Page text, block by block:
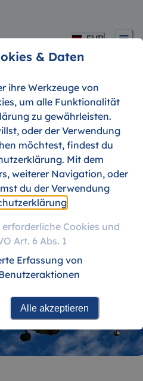
EUR
in den
Flex Tarifen
& Daten
ihre Werkzeuge von
um alle Funktionalität
zu gewährleisten.
oder der Verwendung
möchtest, findest du
Mit dem
weiterer Navigation, oder
du der Verwendung
erforderliche Cookies und
Art. 6 Abs. 1
Erfassung von
Alle akzeptieren